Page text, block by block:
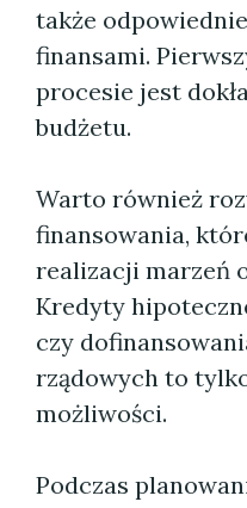
także
finansami.
procesie jest
budżetu.
Warto również
finansowania,
realizacji marzeń
Kredyty
czy
rządowych to
możliwości.
Podczas